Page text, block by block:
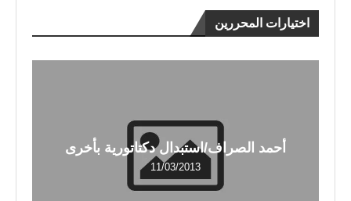
اختيارات المحررين
أحمد الصراف/استبدال دكتاتورية بأخرى
11/03/2013